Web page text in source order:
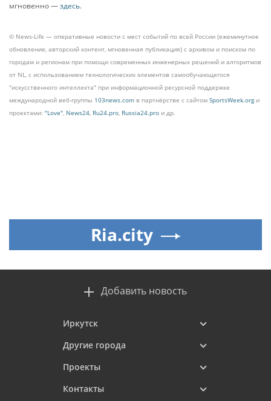
мгновенно —здесь.
© News-Life — оперативные новости с мест событий по всей России (ежеминутное
обновление, авторский контент, мгновенная публикация) с архивом и поиском по
городам и регионам при помощи современных инженерных решений и алгоритмов
от NL, с использованием технологических элементов самообучающегося
"искусственного интеллекта" при информационной ресурсной поддержке
международной веб-группы 103news.com в партнёрстве с сайтом SportsWeek.orgи
проектами: "Love", News24, Ru24.pro, Russia24.pro и др.
Ria.city
Добавить новость
Иркутск
Другие города
Проекты
Контакты